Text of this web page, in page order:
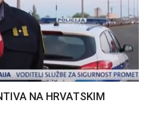
NA HRVATSKIM